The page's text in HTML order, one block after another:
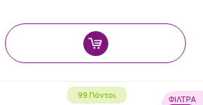
ΦΊΛΤΡΑ
99 Πόντοι